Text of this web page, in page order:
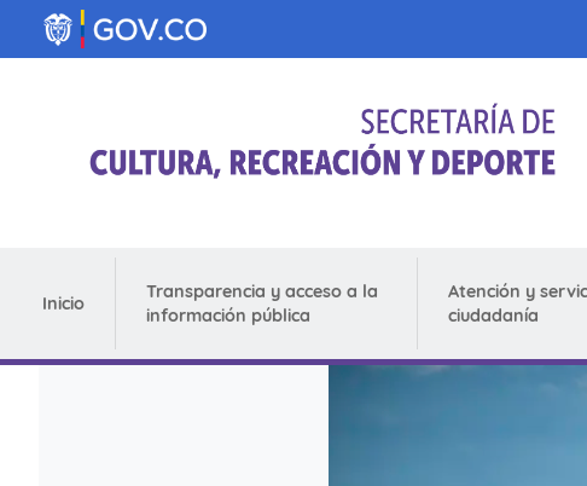
Pasar al contenido principal
Inicio
Transparencia y acceso a la
información pública
Atención y
ciudadanía